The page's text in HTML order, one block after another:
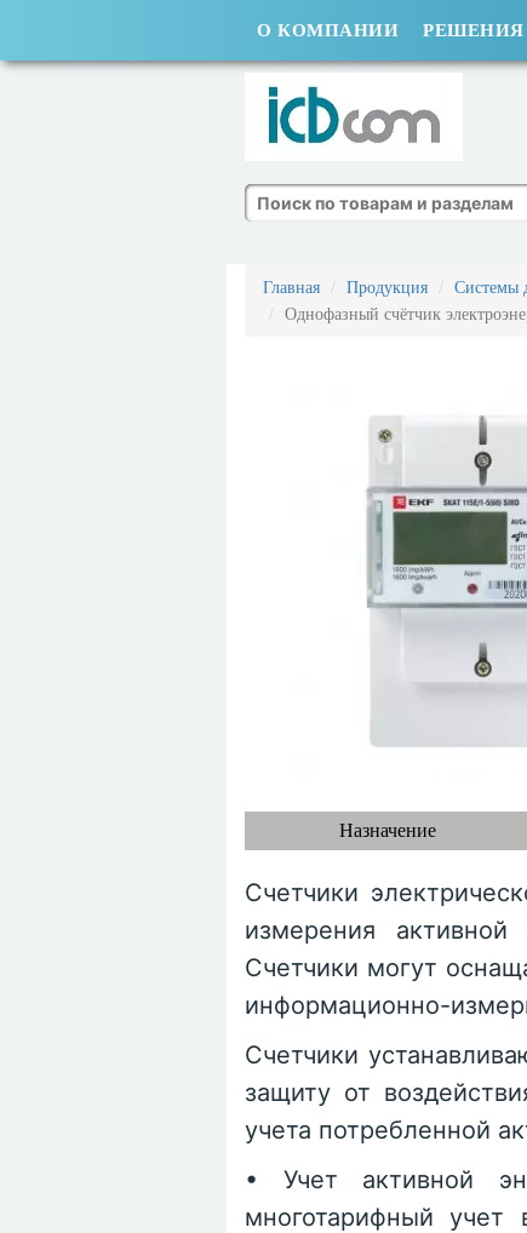
О КОМПАНИИ РЕШЕНИЯ
Поиск
Главная Продукция Системы
Однофазный счётчик
Назначение
Счетчики
измерения
Счетчики могут
информационно-
Счетчики
защиту от
учета потребленной
• Учет активной
многотарифный учет